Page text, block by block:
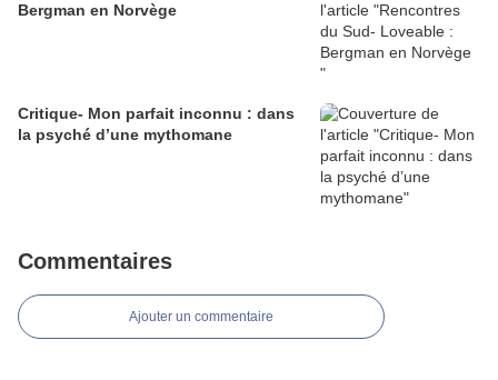
Bergman en Norvège
Critique- Mon parfait inconnu : dans
la psyché d’une mythomane
Commentaires
Ajouter un commentaire